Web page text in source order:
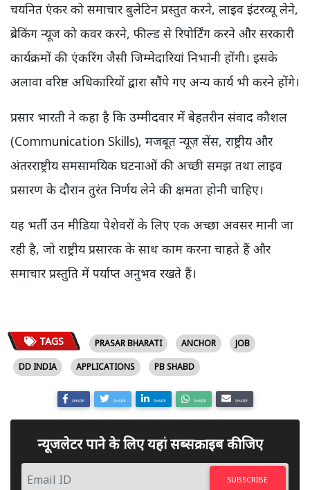
चयनित एंकर को समाचार बुलेटिन प्रस्तुत करने, लाइव इंटरव्यू लेने,
ब्रेकिंग न्यूज को कवर करने, फील्ड से रिपोर्टिंग करने और सरकारी
कार्यक्रमों की एंकरिंग जैसी जिम्मेदारियां निभानी होंगी। इसके
अलावा वरिष्ठ अधिकारियों द्वारा सौंपे गए अन्य कार्य भी करने होंगे।
प्रसार भारती ने कहा है कि उम्मीदवार में बेहतरीन संवाद कौशल
(Communication Skills), मजबूत न्यूज़ सेंस, राष्ट्रीय और
अंतरराष्ट्रीय समसामयिक घटनाओं की अच्छी समझ तथा लाइव
प्रसारण के दौरान तुरंत निर्णय लेने की क्षमता होनी चाहिए।
यह भर्ती उन मीडिया पेशेवरों के लिए एक अच्छा अवसर मानी जा
रही है, जो राष्ट्रीय प्रसारक के साथ काम करना चाहते हैं और
समाचार प्रस्तुति में पर्याप्त अनुभव रखते हैं।
TAGS PRASAR BHARATI ANCHOR
JOB
DD INDIA
APPLICATIONS PB SHABD
SHARE SHARE SHARE SHARE SHARE
न्यूजलेटर पाने के लिए यहां सब्सक्राइब कीजिए
SUBSCRIBE